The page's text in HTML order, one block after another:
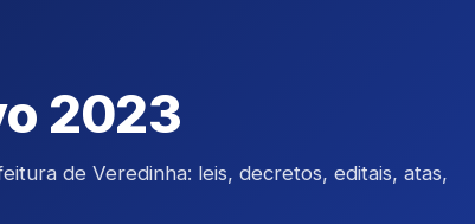
2023
de Veredinha: leis, decretos, editais, atas,